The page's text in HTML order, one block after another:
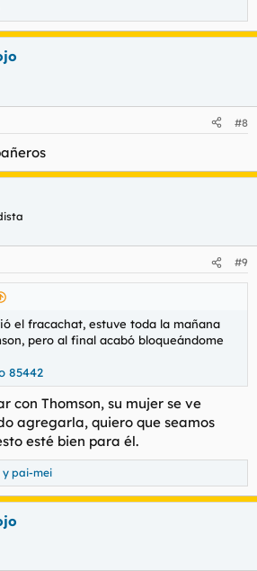
#8
#9
el fracachat, estuve toda la mañana
pero al final acabó bloqueándome
85442
con Thomson, su mujer se ve
agregarla, quiero que seamos
esté bien para él.
y pai-mei